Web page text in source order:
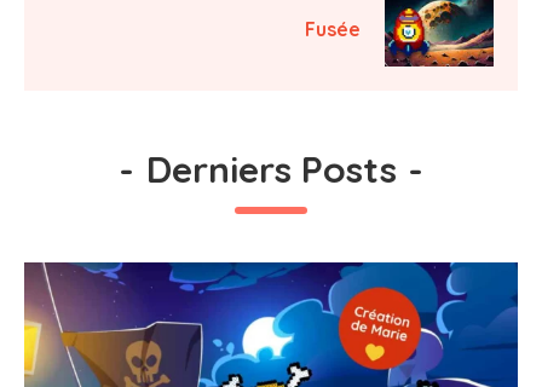
Fusée
- Derniers Posts -